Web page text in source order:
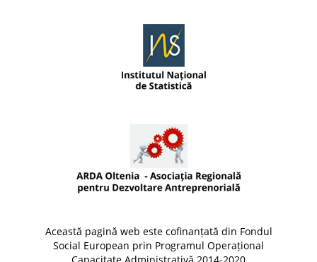
Această pagină web este cofinanțată din Fondul
Social European prin Programul Operațional